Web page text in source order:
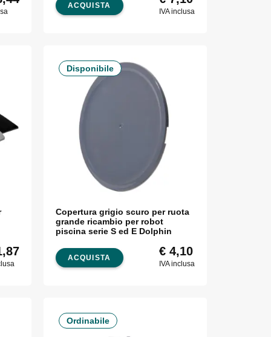
ACQUISTA
IVA inclusa
Disponibile
Copertura grigio scuro per ruota
grande ricambio per robot
piscina serie S ed E Dolphin
ACQUISTA € 4,10
IVA inclusa
Ordinabile